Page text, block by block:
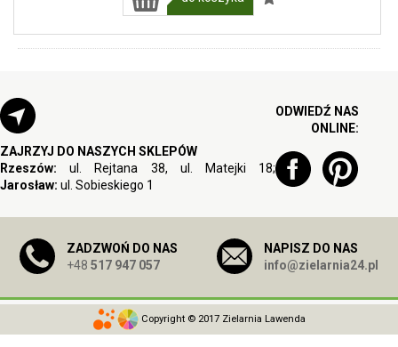
ZAJRZYJ DO NASZYCH SKLEPÓW
Rzeszów: ul. Rejtana 38, ul. Matejki 18;
Jarosław: ul. Sobieskiego 1
ODWIEDŹ NAS
ONLINE:
ZADZWOŃ DO NAS
+48 517 947 057
NAPISZ DO NAS
info@zielarnia24.pl
Copyright © 2017 Zielarnia Lawenda